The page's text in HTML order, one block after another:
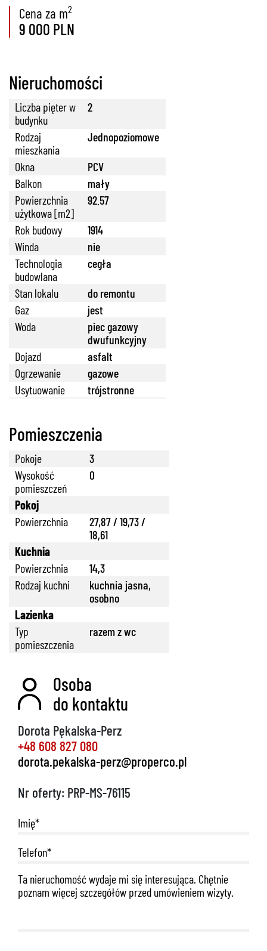
Cena za m2
9 000 PLN
Nieruchomości
Liczba pięter w
budynku
2
Rodzaj
mieszkania
Jednopoziomowe
Okna
PCV
Balkon
mały
Powierzchnia
użytkowa [m2]
92.57
Rok budowy
1914
Winda
nie
Technologia
budowlana
cegła
Stan lokalu
do remontu
Gaz
jest
Woda
piec gazowy
dwufunkcyjny
Dojazd
asfalt
Ogrzewanie
gazowe
Usytuowanie
trójstronne
Pomieszczenia
Pokoje
3
Wysokość
pomieszczeń
0
Pokoj
Powierzchnia
27,87 / 19,73 /
18,61
Kuchnia
Powierzchnia
14,3
Rodzaj kuchni
kuchnia jasna,
osobno
Lazienka
Typ
pomieszczenia
razem z wc
Osoba
do kontaktu
Dorota Pękalska-Perz
+48 608 827 080
dorota.pekalska-perz@properco.pl
Nr oferty: PRP-MS-76115
888 889 661
692 024 827